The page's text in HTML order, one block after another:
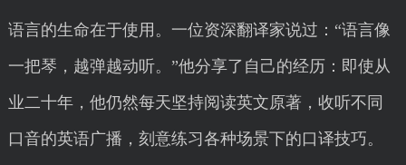
语言的生命在于使用。一位资深翻译家说过：“语言像
一把琴，越弹越动听。”他分享了自己的经历：即使从
业二十年，他仍然每天坚持阅读英文原著，收听不同
口音的英语广播，刻意练习各种场景下的口译技巧。